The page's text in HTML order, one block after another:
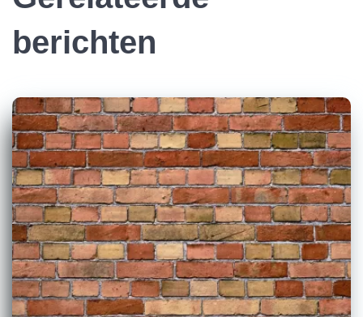
berichten